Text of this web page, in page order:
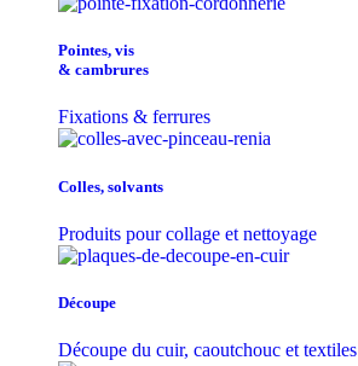
Pointes, vis
& cambrures
Fixations & ferrures
Colles, solvants
Produits pour collage et nettoyage
Découpe
Découpe du cuir, caoutchouc et textiles